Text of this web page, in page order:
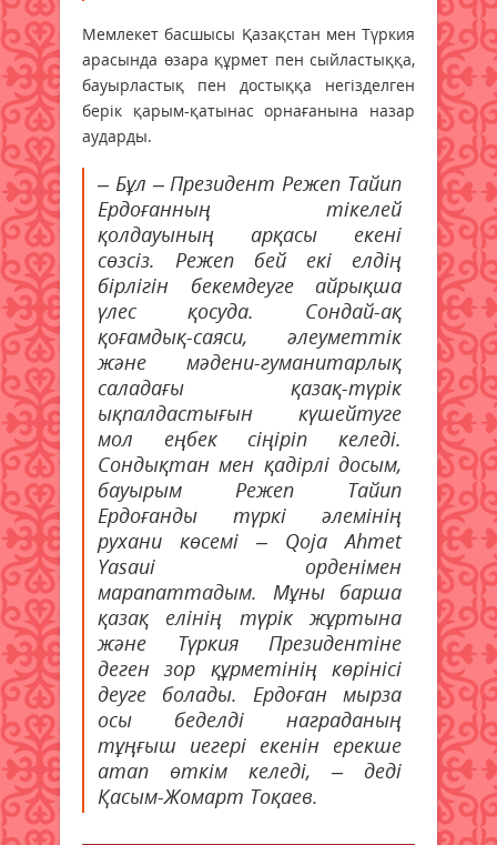
Мемлекет басшысы Қазақстан мен Түркия
арасында өзара құрмет пен сыйластыққа,
бауырластық пен достыққа негізделген
берік қарым-қатынас орнағанына назар
аударды.
– Бұл – Президент Режеп Тайип
Ердоғанның тікелей
қолдауының арқасы екені
сөзсіз. Режеп бей екі елдің
бірлігін бекемдеуге айрықша
үлес қосуда. Сондай-ақ
қоғамдық-саяси, әлеуметтік
және мәдени-гуманитарлық
саладағы қазақ-түрік
ықпалдастығын күшейтуге
мол еңбек сіңіріп келеді.
Сондықтан мен қадірлі досым,
бауырым Режеп Тайип
Ердоғанды түркі әлемінің
рухани көсемі – Qoja Ahmet
Yasaui орденімен
марапаттадым. Мұны барша
қазақ елінің түрік жұртына
және Түркия Президентіне
деген зор құрметінің көрінісі
деуге болады. Ердоған мырза
осы беделді награданың
тұңғыш иегері екенін ерекше
атап өткім келеді, – деді
Қасым-Жомарт Тоқаев.